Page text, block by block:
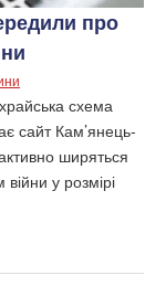
про
схема
сайт Кам’янець-
ширяться
у розмірі